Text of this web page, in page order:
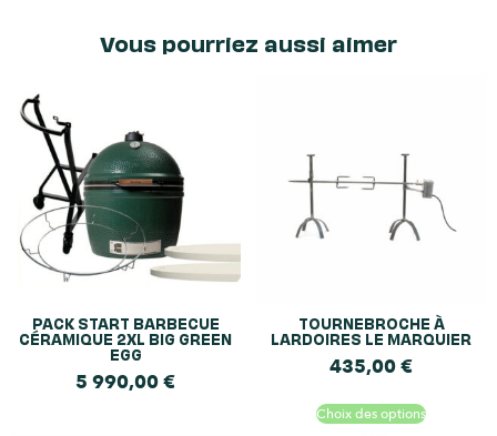
Vous pourriez aussi aimer
PACK START BARBECUE
CÉRAMIQUE 2XL BIG GREEN
EGG
5 990,00€
TOURNEBROCHE À
LARDOIRES LE MARQUIER
435,00€
Choix des options